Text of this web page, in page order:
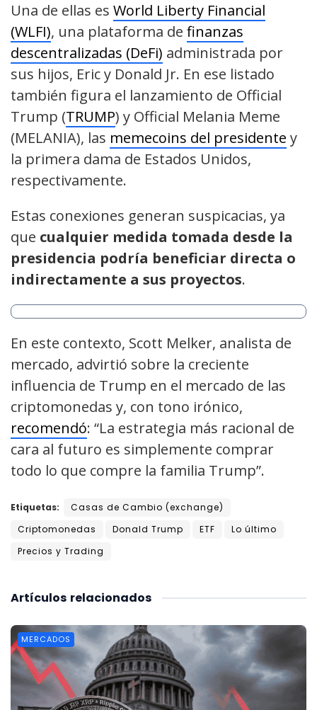
Una de ellas es World Liberty Financial
(WLFI), una plataforma de finanzas
descentralizadas (DeFi) administrada por
sus hijos, Eric y Donald Jr. En ese listado
también figura el lanzamiento de Official
Trump (TRUMP) y Official Melania Meme
(MELANIA), las memecoins del presidente y
la primera dama de Estados Unidos,
respectivamente.
Estas conexiones generan suspicacias, ya
que cualquier medida tomada desde la
presidencia podría beneficiar directa o
indirectamente a sus proyectos.
En este contexto, Scott Melker, analista de
mercado, advirtió sobre la creciente
influencia de Trump en el mercado de las
criptomonedas y, con tono irónico,
recomendó: “La estrategia más racional de
cara al futuro es simplemente comprar
todo lo que compre la familia Trump”.
Etiquetas:
Casas de Cambio (exchange)
Criptomonedas
Donald Trump ETF
Lo último
Precios y Trading
relacionados
Artículos
MERCADOS